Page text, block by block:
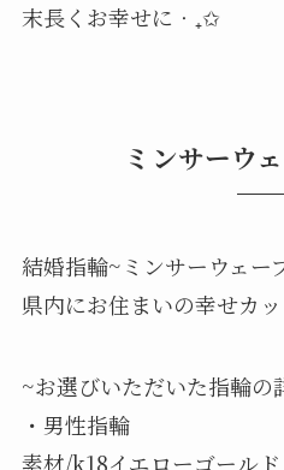
末長くお幸せに‧₊✩
ミンサーウ
結婚指輪~ミンサーウェー
県内にお住まいの幸せカ
~お選びいただいた指輪の
・男性指輪
素材/k18イエローゴールド